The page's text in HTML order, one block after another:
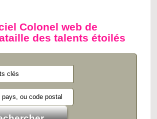
Colonel web de
des talents étoilés